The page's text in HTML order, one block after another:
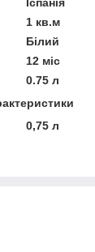
1 кв.м
Білий
12 міс
0.75 л
0,75 л